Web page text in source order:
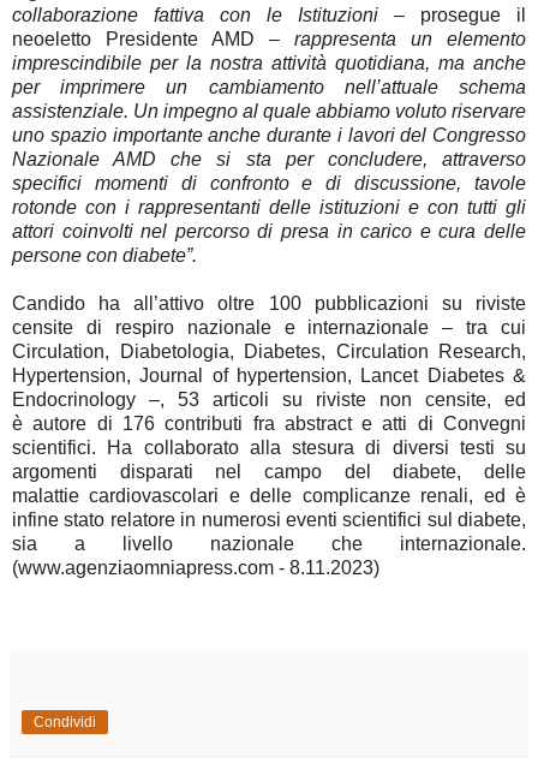
collaborazione fattiva con le Istituzioni – prosegue il
neoeletto Presidente AMD – rappresenta un elemento
imprescindibile per la nostra attività quotidiana, ma anche
per imprimere un cambiamento nell’attuale schema
assistenziale. Un impegno al quale abbiamo voluto riservare
uno spazio importante anche durante i lavori del Congresso
Nazionale AMD che si sta per concludere, attraverso
specifici momenti di confronto e di discussione, tavole
rotonde con i rappresentanti delle istituzioni e con tutti gli
attori coinvolti nel percorso di presa in carico e cura delle
persone con diabete”.
Candido ha all’attivooltre 100 pubblicazioni
su riviste
censite di respiro nazionale e internazionale – tra cui
Circulation, Diabetologia, Diabetes, Circulation Research,
Hypertension, Journal of hypertension, Lancet Diabetes &
Endocrinology –, 53 articoli su riviste non censite, ed
èautore di 176 contributi fra abstract e atti di Convegni
scientifici. Ha collaborato alla stesura di diversi testi su
argomenti disparati nel campo del diabete, delle
malattiecardiovascolari e delle complicanze renali, ed è
infine stato relatore in numerosi eventi scientifici sul diabete,
sia a livello nazionale che internazionale.
(www.agenziaomniapress.com - 8.11.2023)
Condividi